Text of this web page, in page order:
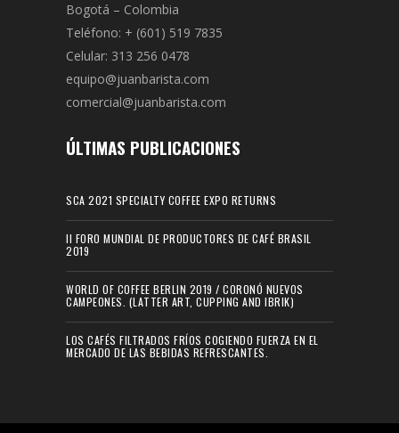
Bogotá – Colombia
Teléfono: + (601) 519 7835
Celular: 313 256 0478
equipo@juanbarista.com
comercial@juanbarista.com
ÚLTIMAS PUBLICACIONES
SCA 2021 SPECIALTY COFFEE EXPO RETURNS
II FORO MUNDIAL DE PRODUCTORES DE CAFÉ BRASIL
2019
WORLD OF COFFEE BERLIN 2019 / CORONÓ NUEVOS
CAMPEONES. (LATTER ART, CUPPING AND IBRIK)
LOS CAFÉS FILTRADOS FRÍOS COGIENDO FUERZA EN EL
MERCADO DE LAS BEBIDAS REFRESCANTES.